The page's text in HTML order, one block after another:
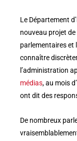
Le Département
nouveau projet
parlementaires et
connaître
l’administration
médias, au mois
ont dit des
De nombreux